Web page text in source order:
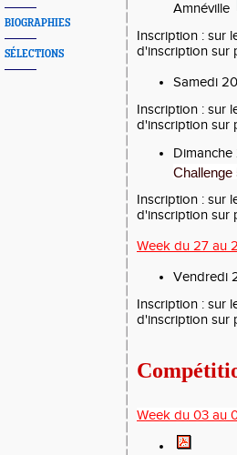
BIOGRAPHIES
SÉLECTIONS
Amnéville
Inscription : sur
d'inscription sur
Samedi
Inscription : sur
d'inscription sur
Dimanche
Inscription : sur
d'inscription sur
Week du 27 au
Vendredi
Inscription : sur
d'inscription sur
Week du 03 au